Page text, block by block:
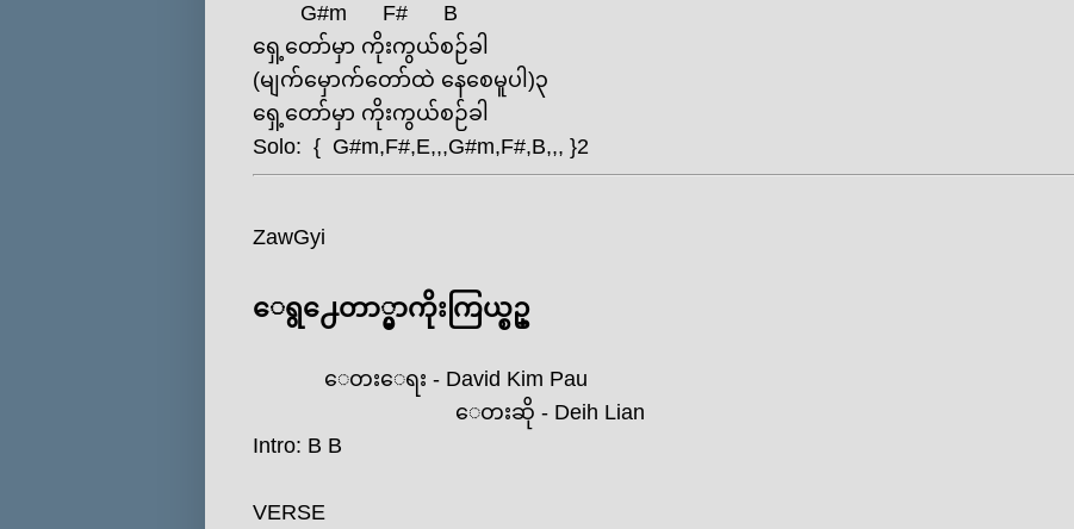
G#m
F#
B
ရှေ့တော်မှာ ကိုးကွယ်စဉ်ခါ
(မျက်မှောက်တော်ထဲ နေစေမူပါ)၃
ရှေ့တော်မှာ ကိုးကွယ်စဉ်ခါ
Solo: { G#m,F#,E,,,G#m,F#,B,,, }2
ZawGyi
ေရွ႕ေတာ္မွာကိုးကြယ္စဥ္
ေတးေရး - David Kim Pau
ေတးဆို - Deih Lian
Intro: B B
VERSE